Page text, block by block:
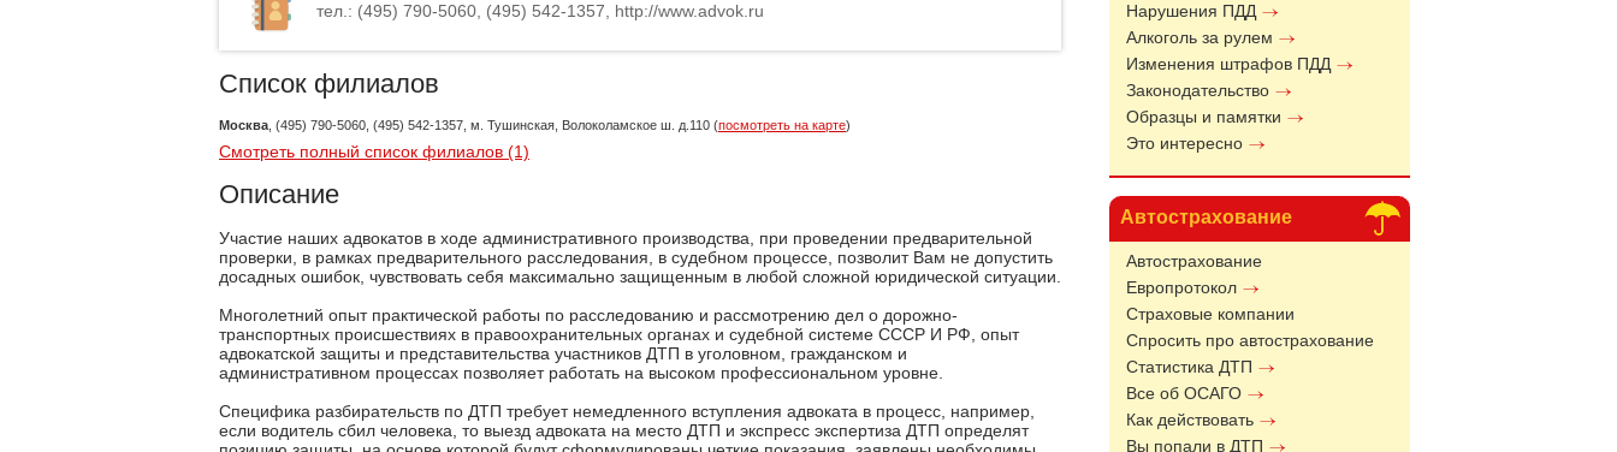
Нарушения ПДД
Алкоголь за рулем
Изменения штрафов ПДД
Законодательство
Образцы и памятки
Это интересно
Автострахование
Автострахование
Европротокол
Страховые компании
Спросить про автострахование
Статистика ДТП
Все об ОСАГО
Как действовать
Вы попали в ДТП
тел.: (495) 790-5060, (495) 542-1357, http://www.advok.ru
Список филиалов
Москва , (495) 790-5060, (495) 542-1357, м. Тушинская, Волоколамское ш. д.110 (посмотреть на карте)
Смотреть полный список филиалов (1)
Описание
Участие наших адвокатов в ходе административного производства, при проведении предварительной
проверки, в рамках предварительного расследования, в судебном процессе, позволит Вам не допустить
досадных ошибок, чувствовать себя максимально защищенным в любой сложной юридической ситуации.
Многолетний опыт практической работы по расследованию и рассмотрению дел о дорожно-
транспортных происшествиях в правоохранительных органах и судебной системе СССР И РФ, опыт
адвокатской защиты и представительства участников ДТП в уголовном, гражданском и
административном процессах позволяет работать на высоком профессиональном уровне.
Специфика разбирательств по ДТП требует немедленного вступления адвоката в процесс, например,
если водитель сбил человека, то выезд адвоката на место ДТП и экспресс экспертиза ДТП определят